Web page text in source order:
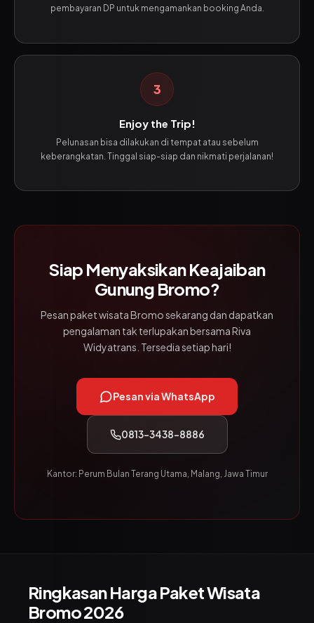
pembayaran DP untuk mengamankan booking Anda.
3
Enjoy the Trip!
Pelunasan bisa dilakukan di tempat atau sebelum
keberangkatan. Tinggal siap-siap dan nikmati perjalanan!
Siap Menyaksikan Keajaiban
Gunung Bromo?
Pesan paket wisata Bromo sekarang dan dapatkan
pengalaman tak terlupakan bersama Riva
Widyatrans. Tersedia setiap hari!
Pesan via WhatsApp
0813-3438-8886
Kantor: Perum Bulan Terang Utama, Malang, Jawa Timur
Ringkasan Harga Paket Wisata
Bromo 2026